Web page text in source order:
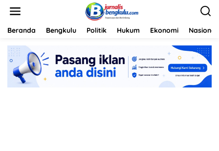
Beranda Bengkulu Politik Hukum Ekonomi Nasional